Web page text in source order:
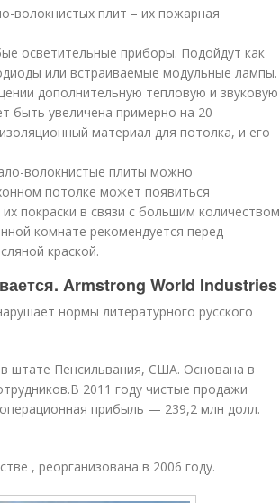
волокнистых плит – их пожарная
осветительные приборы. Подойдут как
или встраиваемые модульные лампы.
дополнительную тепловую и звуковую
быть увеличена примерно на 20
материал для потолка, и его
волокнистые плиты можно
потолке может появиться
покраски в связи с большим количеством
комнате рекомендуется перед
краской.
Armstrong World Industries
нормы литературного русского
штате Пенсильвания, США. Основана в
В 2011 году чистые продажи
прибыль — 239,2 млн долл.
, реорганизована в 2006 году.